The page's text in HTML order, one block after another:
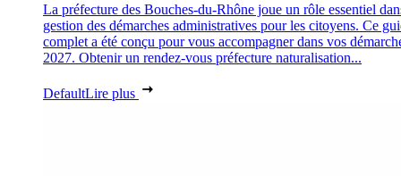
La préfecture des Bouches-du-Rhône joue un rôle essentiel
gestion des démarches administratives pour les citoyens. Ce
complet a été conçu pour vous accompagner dans vos
2027. Obtenir un rendez-vous préfecture naturalisation...
DefaultLire plus